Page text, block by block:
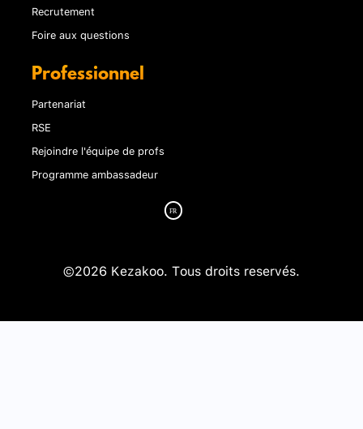
Recrutement
Foire aux questions
Professionnel
Partenariat
RSE
Rejoindre l'équipe de profs
Programme ambassadeur
©2026 Kezakoo. Tous droits reservés.